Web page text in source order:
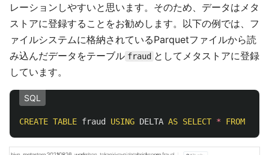
レーションしやすいと思います。そのため、データはメタ
ストアに登録することをお勧めします。以下の例では、フ
ァイルシステムに格納されているParquetファイルから読
み込んだデータをテーブル fraud としてメタストアに登録
しています。
SQL
CREATE TABLE fraud USING DELTA AS SELECT * FROM